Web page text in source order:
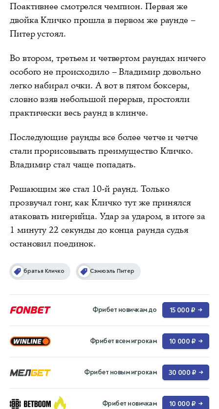
Поактивнее смотрелся чемпион. Первая же
двойка Кличко прошла в первом же раунде –
Питер устоял.
Во втором, третьем и четвертом раундах ничего
особого не происходило – Владимир довольно
легко набирал очки. А вот в пятом боксеры,
словно взяв небольшой перерыв, простояли
практически весь раунд в клинче.
Последующие раунды все более четче и четче
стали прорисовывать преимущество Кличко.
Владимир стал чаще попадать.
Решающим же стал 10-й раунд. Только
прозвучал гонг, как Кличко тут же принялся
атаковать нигерийца. Удар за ударом, в итоге за
1 минуту 22 секунды до конца раунда судья
остановил поединок.
братья Кличко Сэмюэль Питер
Фрибет новичкам до 15 000 ₽ →
Фрибет всем игрокам 10 000 ₽ →
Фрибет новым игрокам 30 000 ₽ →
Фрибет новичкам 10 000 ₽ →